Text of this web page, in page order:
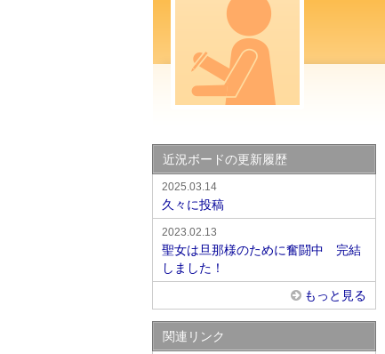
近況ボードの更新履歴
2025.03.14
久々に投稿
2023.02.13
聖女は旦那様のために奮闘中 完結
しました！
もっと見る
関連リンク